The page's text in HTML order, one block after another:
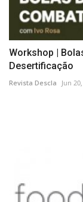
Workshop |
Desertificação
Revista Descla Jun